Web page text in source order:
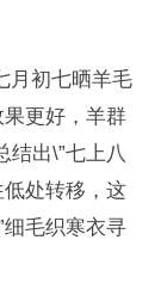
月初七晒羊毛
更好，羊群
结出\”七上八
处转移，这
毛织寒衣寻